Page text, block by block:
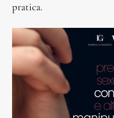
pratica.